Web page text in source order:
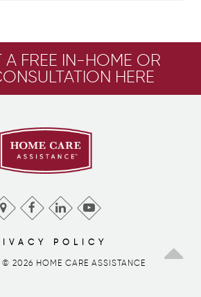
A FREE IN-HOME OR
HERE
POLICY
2026 HOME CARE ASSISTANCE